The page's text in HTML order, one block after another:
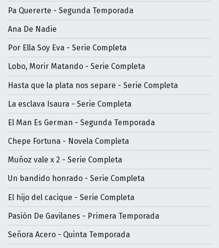
Pa Quererte - Segunda Temporada
Ana De Nadie
Por Ella Soy Eva - Serie Completa
Lobo, Morir Matando - Serie Completa
Hasta que la plata nos separe - Serie Completa
La esclava Isaura - Serie Completa
El Man Es German - Segunda Temporada
Chepe Fortuna - Novela Completa
Muñoz vale x 2 - Serie Completa
Un bandido honrado - Serie Completa
El hijo del cacique - Serie Completa
Pasión De Gavilanes - Primera Temporada
Señora Acero - Quinta Temporada